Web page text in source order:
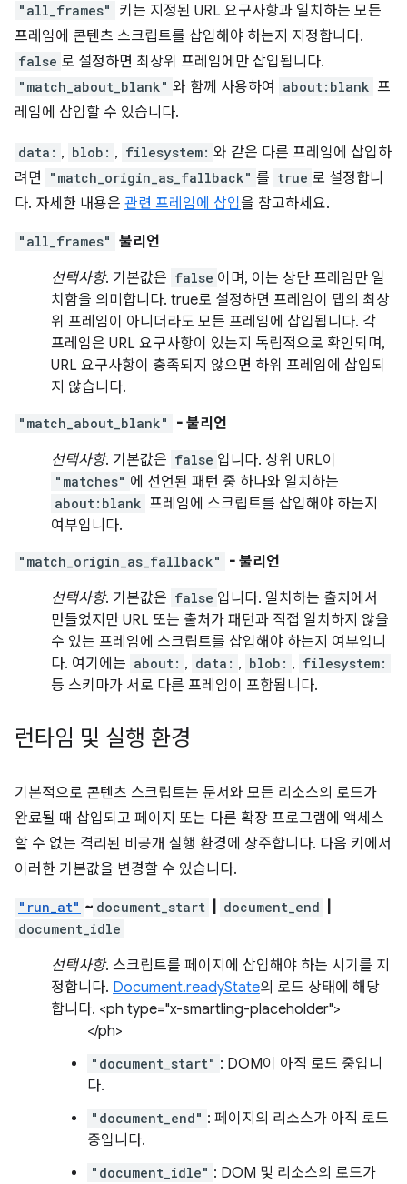
"all_frames"
키는 지정된 URL 요구사항과 일치하는 모든
프레임에 콘텐츠 스크립트를 삽입해야 하는지 지정합니다.
false 로 설정하면 최상위 프레임에만 삽입됩니다.
"match_about_blank" 와 함께 사용하여 about:blank 프
레임에 삽입할 수 있습니다.
data: , blob: , filesystem: 와 같은 다른 프레임에 삽입하
려면
"match_origin_as_fallback" 를 true 로 설정합니
다. 자세한 내용은 관련 프레임에 삽입 을 참고하세요.
"all_frames" 불리언
선택사항. 기본값은 false 이며, 이는 상단 프레임만 일
치함을 의미합니다. true로 설정하면 프레임이 탭의 최상
위 프레임이 아니더라도 모든 프레임에 삽입됩니다. 각
프레임은 URL 요구사항이 있는지 독립적으로 확인되며,
URL 요구사항이 충족되지 않으면 하위 프레임에 삽입되
지 않습니다.
"match_about_blank"
- 불리언
선택사항. 기본값은 false 입니다. 상위 URL이
"matches" 에 선언된 패턴 중 하나와 일치하는
about:blank 프레임에 스크립트를 삽입해야 하는지
여부입니다.
"match_origin_as_fallback"
- 불리언
선택사항. 기본값은 false 입니다. 일치하는 출처에서
만들었지만 URL 또는 출처가 패턴과 직접 일치하지 않을
수 있는 프레임에 스크립트를 삽입해야 하는지 여부입니
다. 여기에는 about: , data: , blob: , filesystem:
등 스키마가 서로 다른 프레임이 포함됩니다.
런타임 및 실행 환경
기본적으로 콘텐츠 스크립트는 문서와 모든 리소스의 로드가
완료될 때 삽입되고 페이지 또는 다른 확장 프로그램에 액세스
할 수 없는 격리된 비공개 실행 환경에 상주합니다. 다음 키에서
이러한 기본값을 변경할 수 있습니다.
"run_at" ~ document_start document_end
document_idle
선택사항. 스크립트를 페이지에 삽입해야 하는 시기를 지
정합니다. Document.readyState의 로드 상태에 해당
합니다. <ph type="x-smartling-placeholder">
</ph>
"document_start" : DOM이 아직 로드 중입니
다.
"document_end" : 페이지의 리소스가 아직 로드
중입니다.
"document_idle" : DOM 및 리소스의 로드가